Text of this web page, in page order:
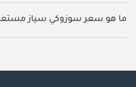
27 سيارة سوزوكي سياز مستعملة متوفرة للبيع في دبي.
ما هو سعر سوزوكي سياز
يبدأ سعر سيارة سوزوكي سياز